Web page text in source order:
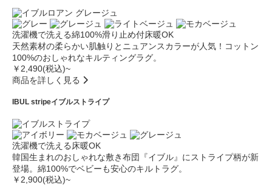
洗濯機で洗える綿100%滑り止め付床暖OK
天然素材の柔らかい肌触りとニュアンスカラーが人気！コットン
100%のおしゃれなキルティングラグ。
￥2,490(税込)~
商品を詳しく見る
IBUL stripeイブルストライプ
洗濯機で洗える 床暖OK
韓国生まれのおしゃれな敷き布団『イブル』にストライプ柄が新
登場。綿100%でベビーも安心のキルトラグ。
￥2,900(税込)~